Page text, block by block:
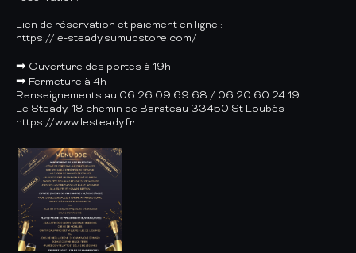
Lien de réservation et paiement en ligne :
https://le-steady.sumupstore.com/
➡ Ouverture des portes à 19h
➡ Fermeture à 4h
Renseignements au 06 26 09 69 68 / 06 20 60 24 19
Le Steady, 18 chemin de Barateau 33450 St Loubès
https://www.lesteady.fr